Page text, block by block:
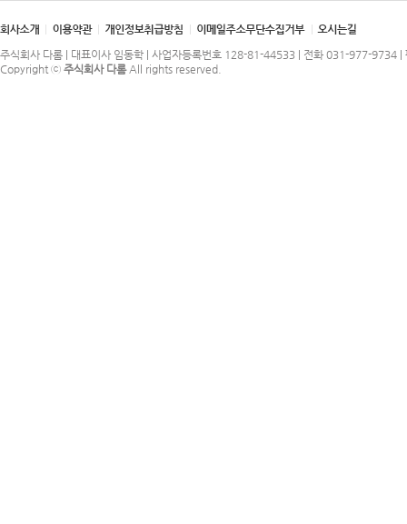
주식회사 다롬 | 대표이사 임동학 | 사업자등록번호 128-81-44533 | 전화 031-977-9734
Copyright ⓒ 주식회사 다롬All rights reserved.